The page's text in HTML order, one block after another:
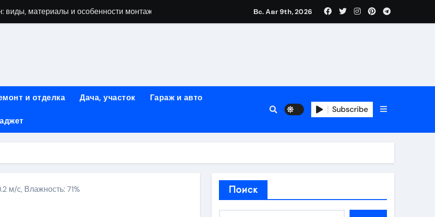
материалы и особенности монтажа
ногтевого сервиса: основные принципы и форматы участия
конструкции и этапы возведения
на рейсы в Киргизию
рекламных технологий для программной и мобильной рекламы
ассортимента и критериев выбора
квартир со вторым светом и террасой в готовых домах
Вс. Авг 9th, 2026
и отделка Дача, участок Гараж и авто
Subscribe
м/с, Влажность: 71% Поиск